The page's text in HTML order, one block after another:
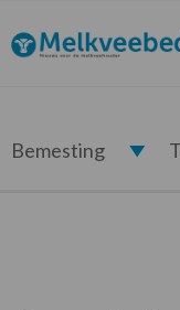
de
hoofdnavigatie
de
hoofd
de
eerste
de
voettekst
Melkveebedrijf.nl
Bemesting